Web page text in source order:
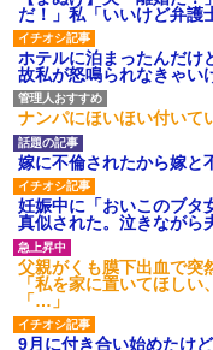
だ！」私「いいけど弁護
ホテルに泊まったんだけ
故私が怒鳴られなきゃい
ナンパにほいほい付いて
嫁に不倫されたから嫁と
妊娠中に「おいこのブタ
真似された。泣きなが
父親がくも膜下出血で
「私を家に置いてほしい
「…」
9月に付き合い始めたけ